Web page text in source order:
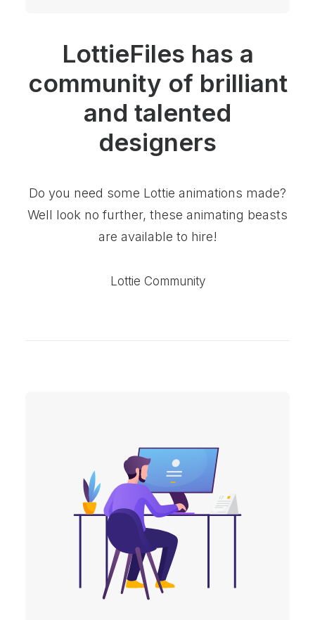
LottieFiles has a
community of brilliant
and talented
designers
Do you need some Lottie animations made?
Well look no further, these animating beasts
are available to hire!
Lottie Community